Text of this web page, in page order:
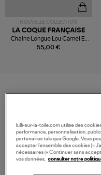
NOUVELLE COLLECTION
55,00 €
LA COQUE FRANÇAISE
Chaine Longue Lou Camel Et
Dore
lulli-sur-la-toile.com utilise des
performance, personnalisation,
partenaires tels que Google. Vous
accepter l’ensemble des cookies («
nécessaires (« Continuer sans
vos données,
consulter notre